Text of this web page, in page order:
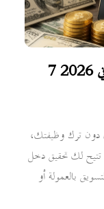
7 طرق مجربة لزيادة الدخل من الإنترنت في 2026
دون ترك وظيفتك،
تتيح لك تحقيق دخل
بالعمولة أو